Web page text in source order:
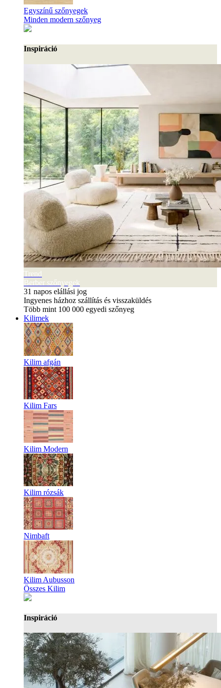
Egyszínű szőnyegek
Minden modern szőnyeg
Inspiráció
Trend
Berber szőnyegek
31 napos elállási jog
Ingyenes házhoz szállítás és visszaküldés
Több mint 100 000 egyedi szőnyeg
Kilimek
Kilim afgán
Kilim Fars
Kilim Modern
Kilim rózsák
Nimbaft
Kilim Aubusson
Összes Kilim
Inspiráció